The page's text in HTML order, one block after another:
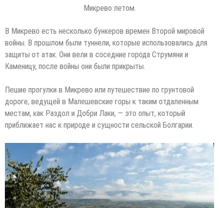
Микрево летом.
В Микрево есть несколько бункеров времен Второй мировой
войны. В прошлом были туннели, которые использовались для
защиты от атак. Они вели в соседние города Струмяни и
Каменицу, после войны они были прикрыты.
Пешие прогулки в Микрево или путешествие по грунтовой
дороге, ведущей в Малешевские горы к таким отдаленным
местам, как Раздол и Добри Лаки, — это опыт, который
приближает нас к природе и сущности сельской Болгарии.